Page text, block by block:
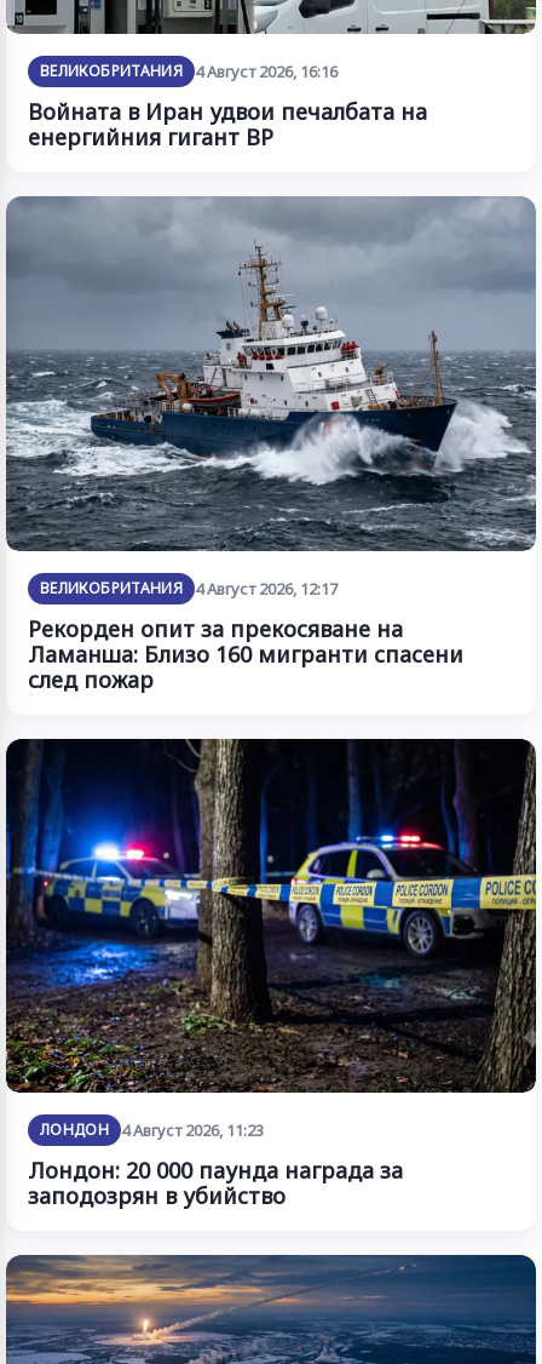
ВЕЛИКОБРИТАНИЯ 4 Август 2026, 16:16
Войната в Иран удвои печалбата на
енергийния гигант BP
ВЕЛИКОБРИТАНИЯ 4 Август 2026, 12:17
Рекорден опит за прекосяване на
Ламанша: Близо 160 мигранти спасени
след пожар
ЛОНДОН 4 Август 2026, 11:23
Лондон: 20 000 паунда награда за
заподозрян в убийство